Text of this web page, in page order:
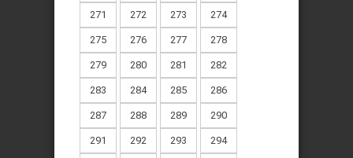
271 272 273 274
275 276 277 278
279 280 281 282
283 284 285 286
287 288 289 290
291 292 293 294